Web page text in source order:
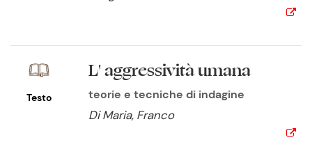
Testo
L' aggressività umana
teorie e tecniche di indagine
Di Maria, Franco